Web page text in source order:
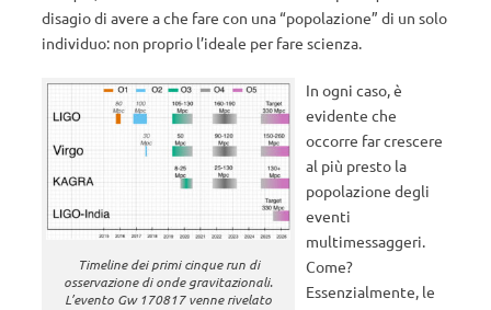
disagio di avere a che fare con una “popolazione” di un solo
individuo: non proprio l’ideale per fare scienza.
Timeline dei primi cinquerundi
osservazione di onde gravitazionali.
L’evento Gw 170817 venne rivelato
In ogni caso, è
evidente che
occorre far crescere
al più presto la
popolazione degli
eventi
multimessaggeri.
Come?
Essenzialmente, le